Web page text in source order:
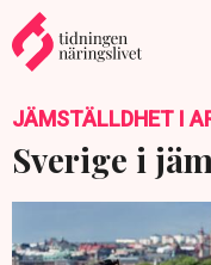
JÄMSTÄLLDHET I
Sverige i